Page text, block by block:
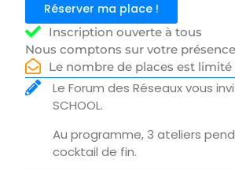
Réserver ma place !
Inscription ouverte à tous
Nous comptons sur votre
Le nombre de places est limité
Le Forum des Réseaux vous
SCHOOL.
Au programme, 3 ateliers
cocktail de fin.